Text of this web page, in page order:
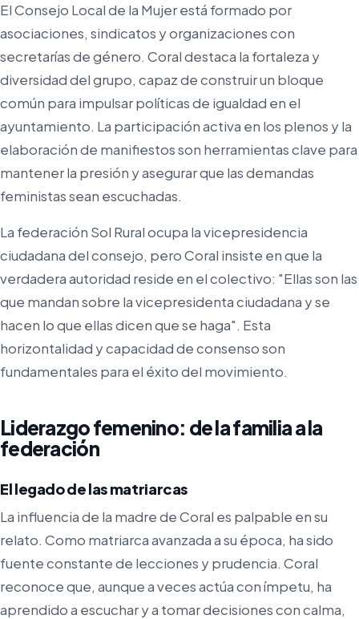
El Consejo Local de la Mujer está formado por
asociaciones, sindicatos y organizaciones con
secretarías de género. Coral destaca la fortaleza y
diversidad del grupo, capaz de construir un bloque
común para impulsar políticas de igualdad en el
ayuntamiento. La participación activa en los plenos y la
elaboración de manifiestos son herramientas clave para
mantener la presión y asegurar que las demandas
feministas sean escuchadas.
La federación Sol Rural ocupa la vicepresidencia
ciudadana del consejo, pero Coral insiste en que la
verdadera autoridad reside en el colectivo: "Ellas son las
que mandan sobre la vicepresidenta ciudadana y se
hacen lo que ellas dicen que se haga". Esta
horizontalidad y capacidad de consenso son
fundamentales para el éxito del movimiento.
Liderazgo femenino: de la familia a la
federación
El legado de las matriarcas
La influencia de la madre de Coral es palpable en su
relato. Como matriarca avanzada a su época, ha sido
fuente constante de lecciones y prudencia. Coral
reconoce que, aunque a veces actúa con ímpetu, ha
aprendido a escuchar y a tomar decisiones con calma,